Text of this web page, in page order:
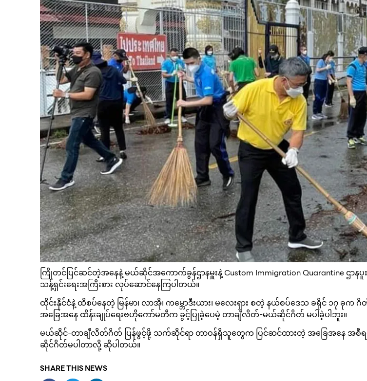
ကြိုတင်ပြင်ဆင်တဲ့အနေနဲ့ မယ်ဆိုင်အကောက်ခွန်ဌာနမှူးနဲ့ Custom Immigration Quarantine ဌာန
သန့်ရှင်းရေးအကြီးစား လုပ်ဆောင်နေကြပါတယ်။
ထိုင်းနိုင်ငံနဲ့ ထိစပ်နေတဲ့ မြန်မာ၊ လာအို၊ ကမ္ဘောဒီးယား၊ မလေးရှား စတဲ့ နယ်စပ်ဒေသ ခရိုင် ၁၇ ခု
အခြေအနေ ထိန်းချုပ်ရေးဗဟိုကော်မတီက ခွင့်ပြုခဲ့ပေမဲ့ တာချီလိတ်-မယ်ဆိုင်ဂိတ် မပါခဲ့ပါဘူး။
မယ်ဆိုင်-တာချီလိတ်ဂိတ် ပြန်ဖွင့်ဖို့ သက်ဆိုင်ရာ တာဝန်ရှိသူတွေက ပြင်ဆင်ထားတဲ့ အခြေအနေ အစီ
ဆိုင်ဂိတ်မပါတာလို့ ဆိုပါတယ်။
SHARE THIS NEWS